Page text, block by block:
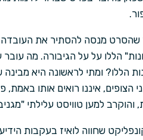
מנסה להסתיר את העובדה
הללו על על הגיבורה. מה
הללו? ומתי לראשונה היא
הצופים, איננו רואים אותו
והוקרב למען טוויסט עלילתי
שחווה לואיז בעקבות